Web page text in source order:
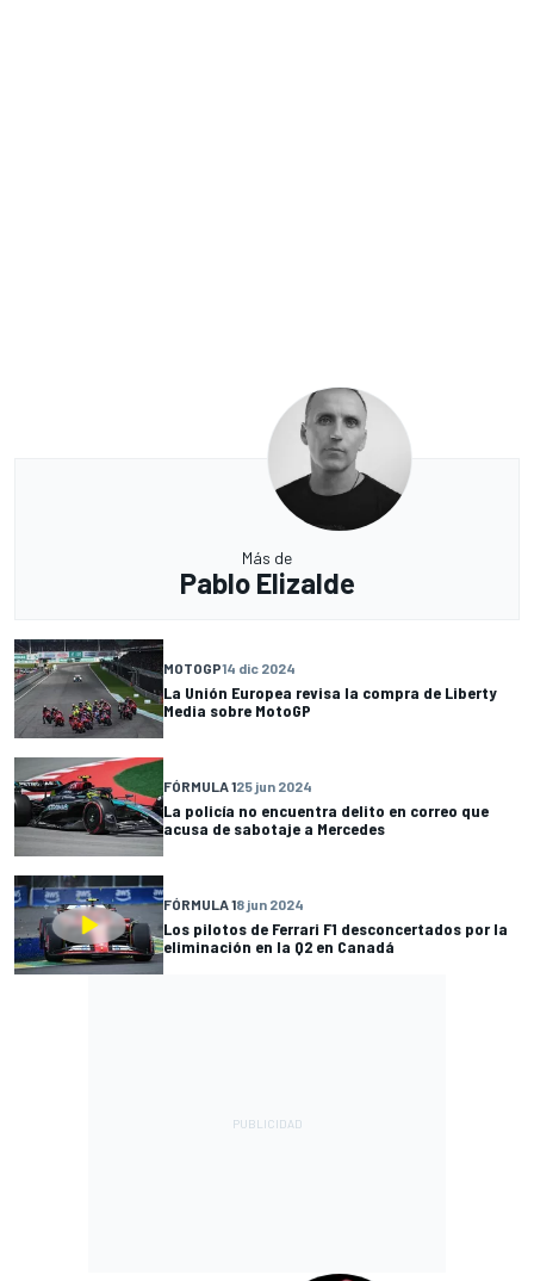
Más de
Pablo Elizalde
MOTOGP14 dic 2024
La Unión Europea revisa la compra de Liberty
Media sobre MotoGP
FÓRMULA 125 jun 2024
La policía no encuentra delito en correo que
acusa de sabotaje a Mercedes
FÓRMULA 18 jun 2024
Los pilotos de Ferrari F1 desconcertados por la
eliminación en la Q2 en Canadá